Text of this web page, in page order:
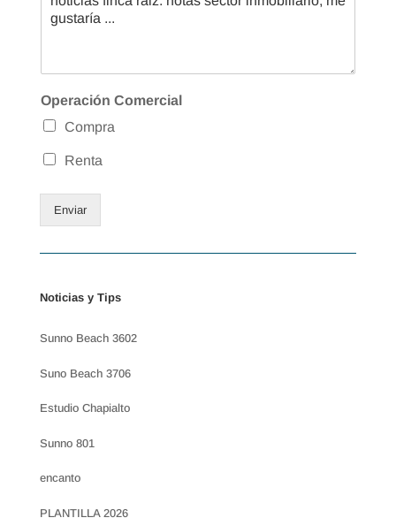
Operación Comercial
Compra
Renta
Enviar
Noticias y Tips
Sunno Beach 3602
Suno Beach 3706
Estudio Chapialto
Sunno 801
encanto
PLANTILLA 2026